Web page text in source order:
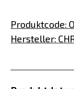
Produktcode:
Hersteller: